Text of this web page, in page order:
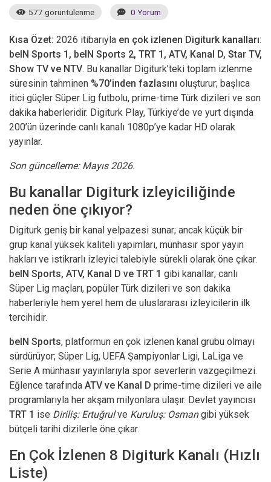
577 görüntülenme 0 Yorum
Kısa Özet: 2026 itibarıyla en çok izlenen Digiturk kanalları:
beIN Sports 1, beIN Sports 2, TRT 1, ATV, Kanal D, Star TV,
Show TV ve NTV. Bu kanallar Digiturk’teki toplam izlenme
süresinin tahminen %70’inden fazlasını oluşturur; başlıca
itici güçler Süper Lig futbolu, prime-time Türk dizileri ve son
dakika haberleridir. Digiturk Play, Türkiye’de ve yurt dışında
200’ün üzerinde canlı kanalı 1080p’ye kadar HD olarak
yayınlar.
Son güncelleme: Mayıs 2026.
Bu kanallar Digiturk izleyiciliğinde
neden öne çıkıyor?
Digiturk geniş bir kanal yelpazesi sunar; ancak küçük bir
grup kanal yüksek kaliteli yapımları, münhasır spor yayın
hakları ve istikrarlı izleyici talebiyle sürekli olarak öne çıkar.
beIN Sports, ATV, Kanal D ve TRT 1 gibi kanallar; canlı
Süper Lig maçları, popüler Türk dizileri ve son dakika
haberleriyle hem yerel hem de uluslararası izleyicilerin ilk
tercihidir.
beIN Sports, platformun en çok izlenen kanal grubu olmayı
sürdürüyor; Süper Lig, UEFA Şampiyonlar Ligi, LaLiga ve
Serie A münhasır yayınlarıyla spor severlerin vazgeçilmezi.
Eğlence tarafında ATV ve Kanal D prime-time dizileri ve aile
programlarıyla her akşam milyonlara ulaşır. Devlet yayıncısı
TRT 1 ise Diriliş: Ertuğrulve Kuruluş: Osmangibi yüksek
bütçeli tarihi dizilerle öne çıkar.
En Çok İzlenen 8 Digiturk Kanalı (Hızlı
Liste)